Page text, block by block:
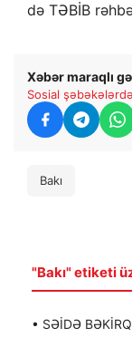
də TƏBİB
Xəbər maraqlı
Sosial
Bakı
"Bakı" etiketi
• SƏİDƏ